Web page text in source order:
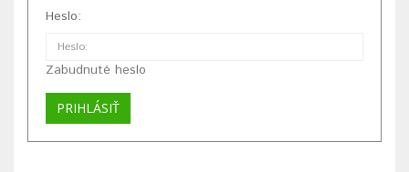
Heslo:
Zabudnuté heslo